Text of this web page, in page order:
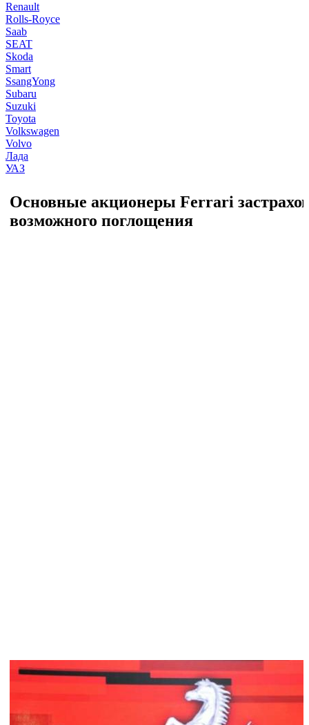
Renault
Rolls-Royce
Saab
SEAT
Skoda
Smart
SsangYong
Subaru
Suzuki
Toyota
Volkswagen
Volvo
Лада
УАЗ
Основные акционеры Ferrari
возможного поглощения